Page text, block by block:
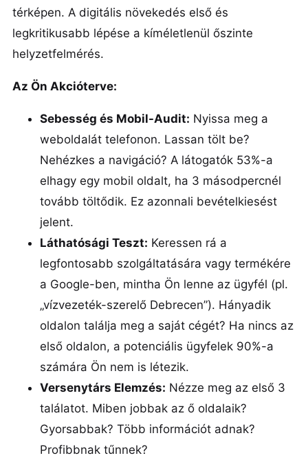
térképen. A digitális növekedés első és
legkritikusabb lépése a kíméletlenül őszinte
helyzetfelmérés.
Az Ön Akcióterve:
Sebesség és Mobil-Audit: Nyissa meg a
weboldalát telefonon. Lassan tölt be?
Nehézkes a navigáció? A látogatók 53%-a
elhagy egy mobil oldalt, ha 3 másodpercnél
tovább töltődik. Ez azonnali bevételkiesést
jelent.
Láthatósági Teszt: Keressen rá a
legfontosabb szolgáltatására vagy termékére
a Google-ben, mintha Ön lenne az ügyfél (pl.
„vízvezeték-szerelő Debrecen”). Hányadik
oldalon találja meg a saját cégét? Ha nincs az
első oldalon, a potenciális ügyfelek 90%-a
számára Ön nem is létezik.
Versenytárs Elemzés: Nézze meg az első 3
találatot. Miben jobbak az ő oldalaik?
Gyorsabbak? Több információt adnak?
Profibbnak tűnnek?